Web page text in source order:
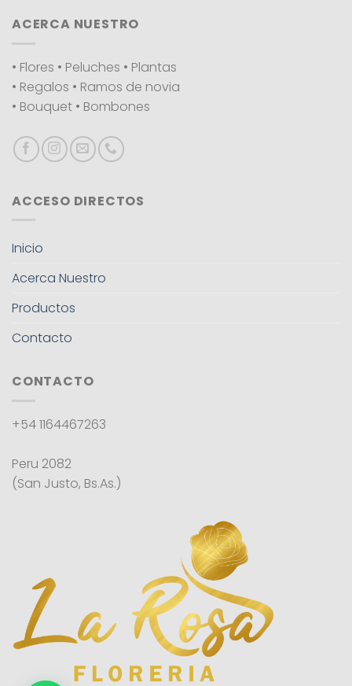
ACERCA NUESTRO
• Flores • Peluches • Plantas
• Regalos • Ramos de novia
• Bouquet • Bombones
ACCESO DIRECTOS
Inicio
Acerca Nuestro
Productos
Contacto
CONTACTO
+54 1164467263
Peru 2082
(San Justo, Bs.As.)